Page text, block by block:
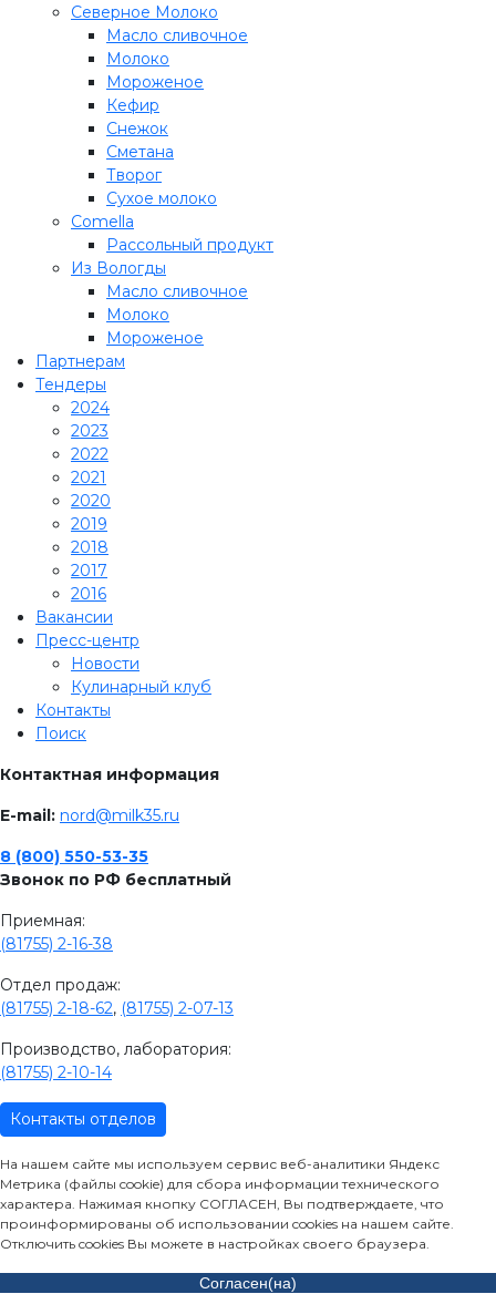
Северное Молоко
Масло сливочное
Молоко
Мороженое
Кефир
Снежок
Сметана
Творог
Сухое молоко
Comеlla
Рассольный продукт
Из Вологды
Масло сливочное
Молоко
Мороженое
Партнерам
Тендеры
2024
2023
2022
2021
2020
2019
2018
2017
2016
Вакансии
Пресс-центр
Новости
Кулинарный клуб
Контакты
Поиск
Контактная информация
E-mail: nord@milk35.ru
8 (800) 550-53-35
Звонок по РФ бесплатный
Приемная:
(81755) 2-16-38
Отдел продаж:
(81755) 2-18-62, (81755) 2-07-13
Производство, лаборатория:
(81755) 2-10-14
Контакты отделов
На нашем сайте мы используем сервис веб-аналитики Яндекс
Метрика (файлы cookie) для сбора информации технического
характера. Нажимая кнопку СОГЛАСЕН, Вы подтверждаете, что
проинформированы об использовании cookies на нашем сайте.
Отключить cookies Вы можете в настройках своего браузера.
Согласен(на)